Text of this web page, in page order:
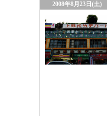
2008年8月23日(土)